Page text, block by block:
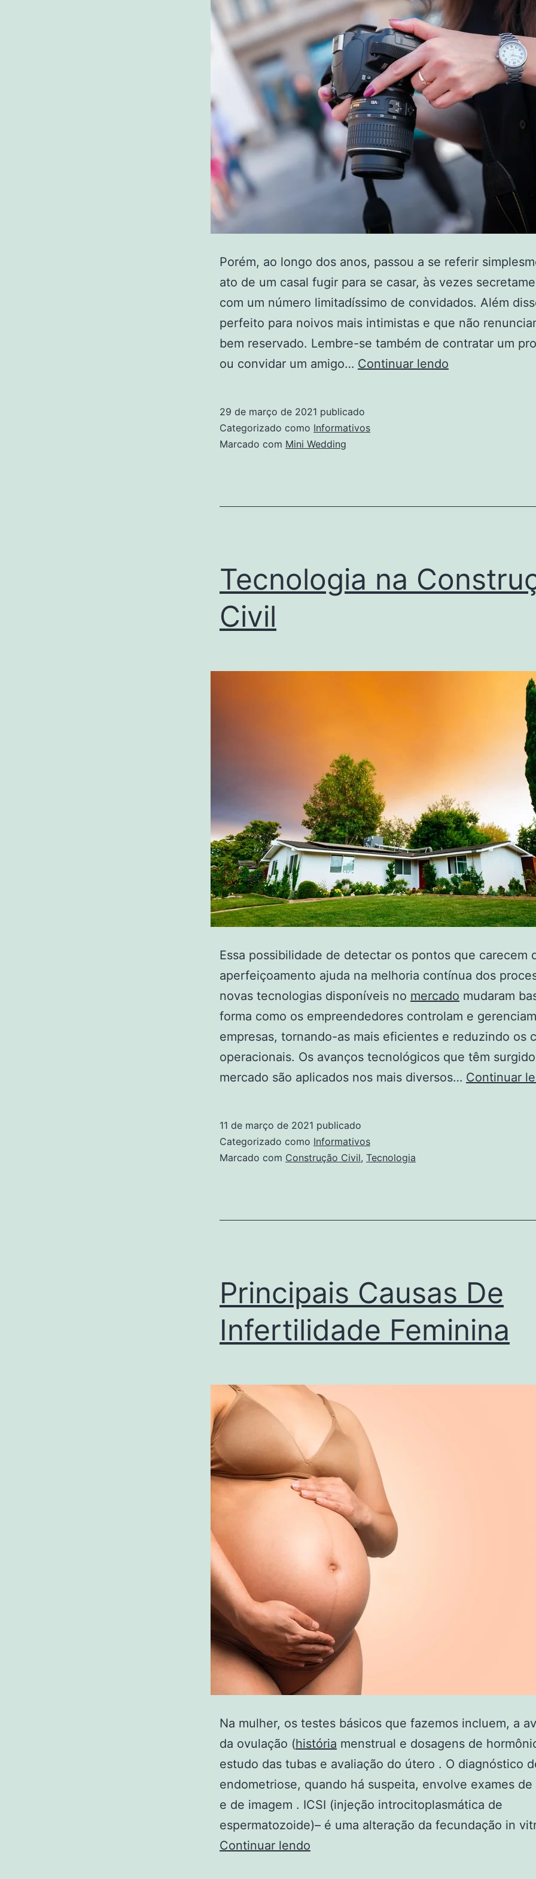
Porém, ao longo dos anos, passou a se referir
ato de um casal fugir para se casar, às vezes
com um número limitadíssimo de convidados. Além
perfeito para noivos mais intimistas e que não
bem reservado. Lembre-se também de contratar um
ou convidar um amigo… Continuar lendo
29 de março de 2021 publicado
Categorizado como Informativos
Marcado com Mini Wedding
Tecnologia na
Civil
Essa possibilidade de detectar os pontos que carecem
aperfeiçoamento ajuda na melhoria contínua dos
novas tecnologias disponíveis no mercado mudaram
forma como os empreendedores controlam e
empresas, tornando-as mais eficientes e reduzindo os
operacionais. Os avanços tecnológicos que têm
mercado são aplicados nos mais diversos… Continuar
11 de março de 2021 publicado
Categorizado como Informativos
Marcado com Construção Civil, Tecnologia
Principais Causas De
Infertilidade Feminina
Na mulher, os testes básicos que fazemos incluem, a
da ovulação (história menstrual e dosagens de
estudo das tubas e avaliação do útero . O diagnóstico
endometriose, quando há suspeita, envolve exames de
e de imagem . ICSI (injeção introcitoplasmática de
espermatozoide)– é uma alteração da fecundação in
Continuar lendo